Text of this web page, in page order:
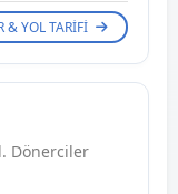
& YOL TARIFI
Dönerciler